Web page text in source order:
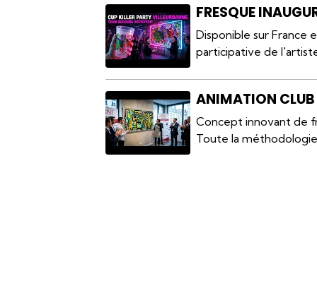
FRESQUE
Disponible sur
participative de
ANIMATION
Concept innovant de
Toute la